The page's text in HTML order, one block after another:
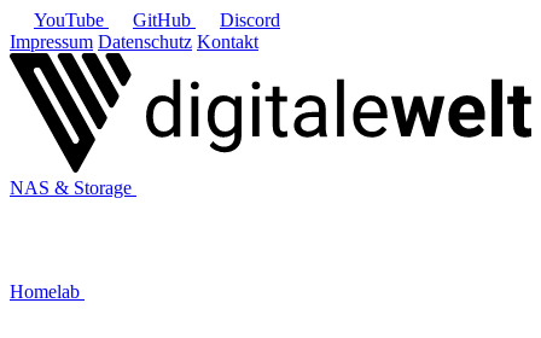
YouTube GitHub
Discord
Impressum Datenschutz Kontakt
NAS & Storage
Homelab